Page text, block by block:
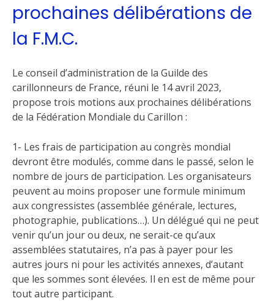
prochaines délibérations de
la F.M.C.
Le conseil d’administration de la Guilde des
carillonneurs de France, réuni le 14 avril 2023,
propose trois motions aux prochaines délibérations
de la Fédération Mondiale du Carillon :
1- Les frais de participation au congrès mondial
devront être modulés, comme dans le passé, selon le
nombre de jours de participation. Les organisateurs
peuvent au moins proposer une formule minimum
aux congressistes (assemblée générale, lectures,
photographie, publications…). Un délégué qui ne peut
venir qu’un jour ou deux, ne serait-ce qu’aux
assemblées statutaires, n’a pas à payer pour les
autres jours ni pour les activités annexes, d’autant
que les sommes sont élevées. Il en est de même pour
tout autre participant.